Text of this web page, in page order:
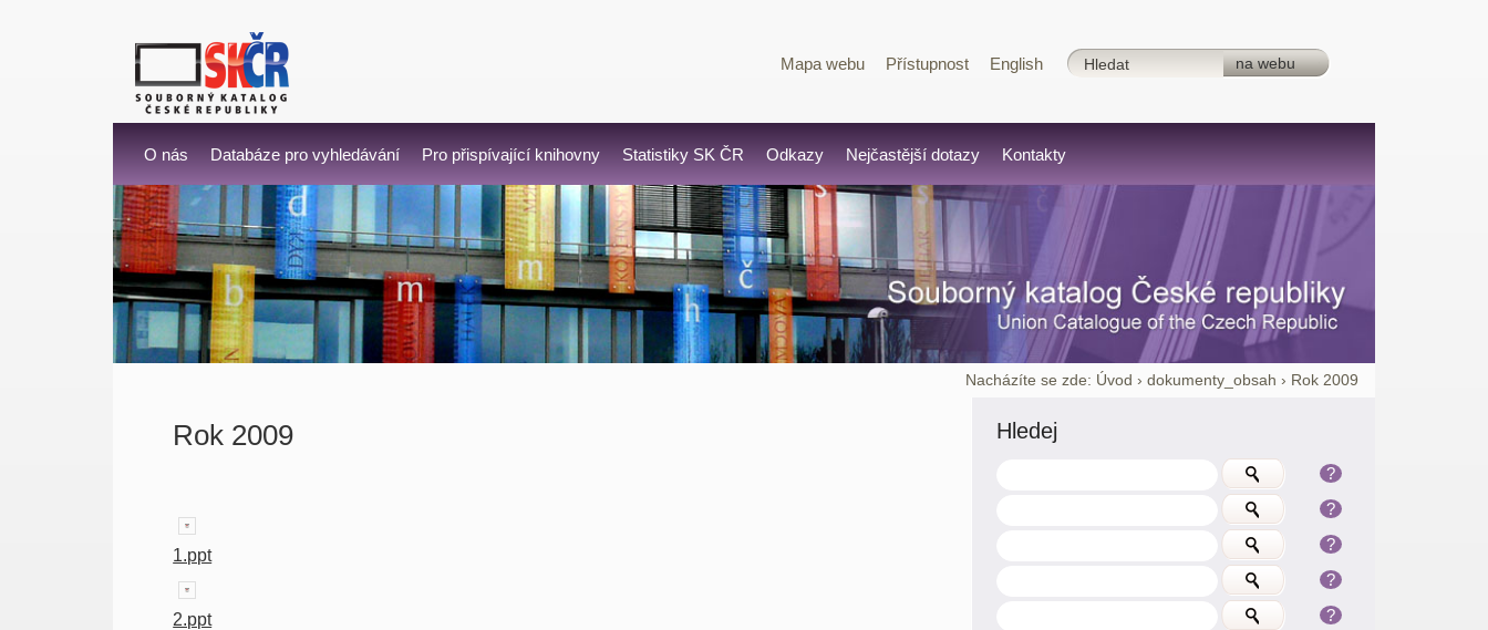
Mapa webu Přístupnost English
O nás Databáze pro vyhledávání Pro přispívající knihovny Statistiky SK ČR Odkazy Nejčastější dotazy Kontakty
Nacházíte se zde: Úvod ›dokumenty_obsah › Rok 2009
Rok 2009
1.ppt
2.ppt
Hledej
?
?
?
?
?